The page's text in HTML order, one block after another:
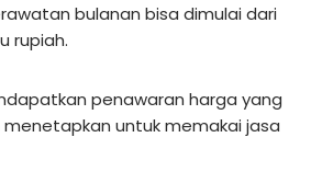
bulanan bisa dimulai dari
rupiah.
penawaran harga yang
untuk memakai jasa